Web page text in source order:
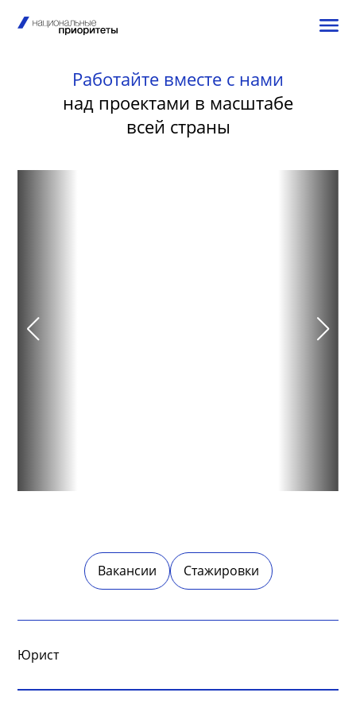
Работайте вместе с нами
над проектами в масштабе
всей страны
Вакансии Стажировки
Юрист
Обязанности: